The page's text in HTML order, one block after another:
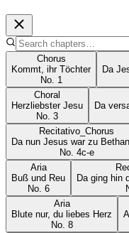
Chorus
Kommt, ihr Töchter
No. 1
Da
Choral
Herzliebster Jesu
No. 3
Da
Recitativo_Chorus
Da nun Jesus war zu
No. 4c-e
Aria
Buß und Reu
No. 6
Da ging hin
Aria
Blute nur, du liebes Herz
No. 8